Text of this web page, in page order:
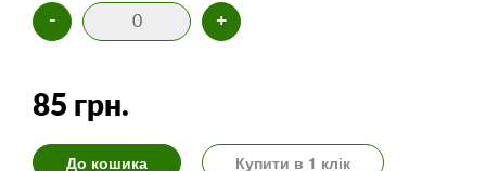
- +
85 грн.
До кошика Купити в 1 клік